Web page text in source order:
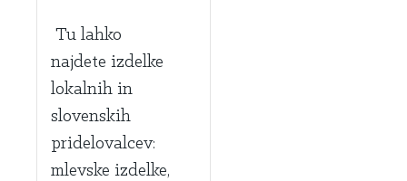
Tu lahko
najdete izdelke
lokalnih in
slovenskih
pridelovalcev:
mlevske izdelke,